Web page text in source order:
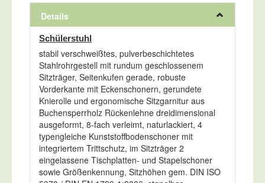
Details
Schülerstuhl
stabil verschweißtes, pulverbeschichtetes
Stahlrohrgestell mit rundum geschlossenem
Sitzträger, Seitenkufen gerade, robuste
Vorderkante mit Eckenschonern, gerundete
Knierolle und ergonomische Sitzgarnitur aus
Buchensperrholz Rückenlehne dreidimensional
ausgeformt, 8-fach verleimt, naturlackiert, 4
typengleiche Kunststoffbodenschoner mit
integriertem Trittschutz, im Sitzträger 2
eingelassene Tischplatten- und Stapelschoner
sowie Größenkennung, Sitzhöhen gem. DIN ISO